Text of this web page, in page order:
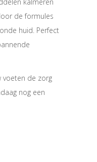
de formules
huid. Perfect
voeten de zorg
nog een